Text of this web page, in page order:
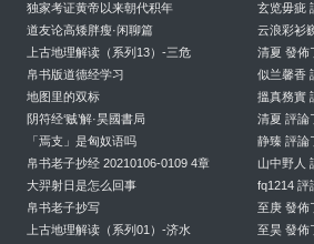
独家考证黄帝以来朝代积年
道友论高矮胖瘦·闲聊篇
上古地理解读（系列13）-三危
帛书版道德经学习
地图里的双标
阴符经‘贼’解·昊國書局
「焉支」是匈奴语吗
帛书老子抄经 20210106-0109 4章
大羿射日是怎么回事
帛书老子抄写
上古地理解读（系列01）-济水
玄览毋疵
云浪彩衫
清夏 發佈
似兰馨香
搵真務實
清夏 評論
静臻 評論
山中野人
fq1214 評
至庚 發佈
至昊 發佈